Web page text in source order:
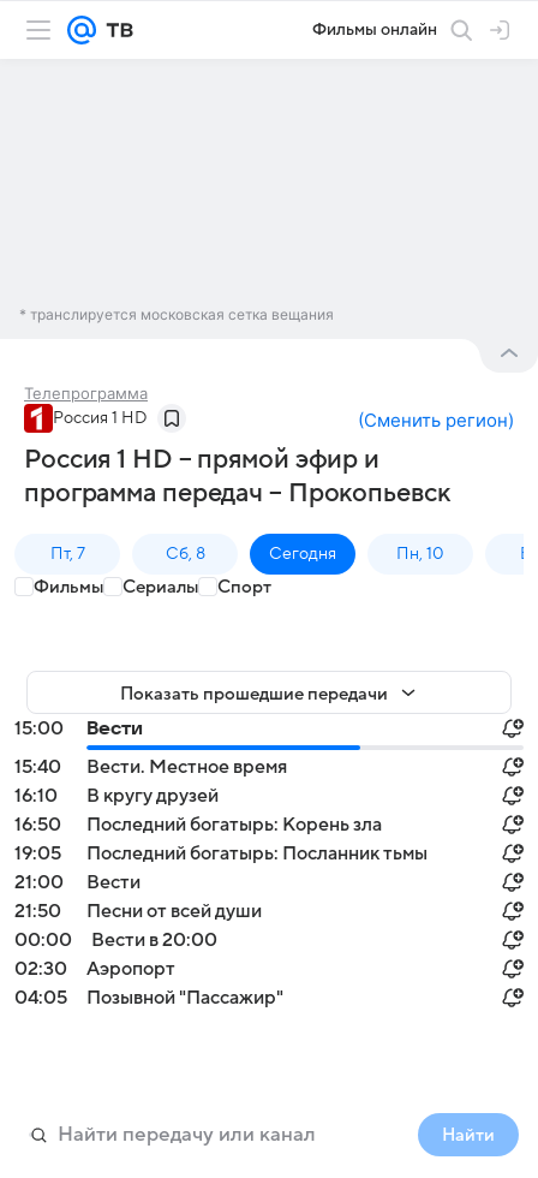
Фильмы онлайн
* транслируется московская сетка вещания
Телепрограмма
Россия 1 HD (Сменить регион)
Россия 1 HD – прямой эфир и
программа передач – Прокопьевск
Пт, 7 Сб, 8 Сегодня Пн, 10
Фильмы Сериалы Спорт
Показать прошедшие передачи
15:00
Вести
15:40
Вести. Местное время
16:10
В кругу друзей
16:50
Последний богатырь: Корень зла
19:05
Последний богатырь: Посланник тьмы
21:00
Вести
21:50
Песни от всей души
00:00
Вести в 20:00
02:30
Аэропорт
04:05
Позывной "Пассажир"
Найти